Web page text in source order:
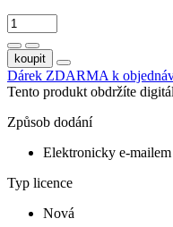
koupit
Dárek ZDARMA k
Tento produkt obdržíte
Způsob dodání
Elektronicky e-mailem
Typ licence
Nová